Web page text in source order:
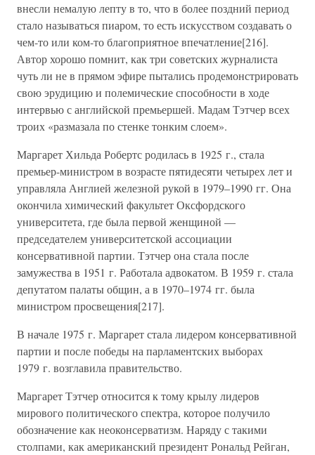
внесли немалую лепту в то, что в более поздний период
стало называться пиаром, то есть искусством создавать о
чем-то или ком-то благоприятное впечатление[216].
Автор хорошо помнит, как три советских журналиста
чуть ли не в прямом эфире пытались продемонстрировать
свою эрудицию и полемические способности в ходе
интервью с английской премьершей. Мадам Тэтчер всех
троих «размазала по стенке тонким слоем».
Маргарет Хильда Робертс родилась в 1925 г., стала
премьер-министром в возрасте пятидесяти четырех лет и
управляла Англией железной рукой в 1979–1990 гг. Она
окончила химический факультет Оксфордского
университета, где была первой женщиной —
председателем университетской ассоциации
консервативной партии. Тэтчер она стала после
замужества в 1951 г. Работала адвокатом. В 1959 г. стала
депутатом палаты общин, а в 1970–1974 гг. была
министром просвещения[217].
В начале 1975 г. Маргарет стала лидером консервативной
партии и после победы на парламентских выборах
1979 г. возглавила правительство.
Маргарет Тэтчер относится к тому крылу лидеров
мирового политического спектра, которое получило
обозначение как неоконсерватизм. Наряду с такими
столпами, как американский президент Рональд Рейган,